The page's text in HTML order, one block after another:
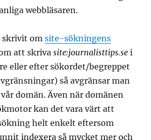
webbläsaren.
skrivit omsite-sökningens
att skrivasite:journalisttips.sei
eller efter sökordet/begreppet
så avgränsar man
domän. Även när domänen
kan det vara värt att
helt enkelt eftersom
indexera så mycket mer och